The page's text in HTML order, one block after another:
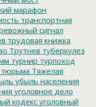
марафон
транспортная
сигнал
трудовая книжка
Трутнев туберкулез
турнир турпоход
тюрьма Тяжелая
убыль населения
уголовное дело
кодекс уголовный